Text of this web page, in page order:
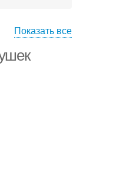
Показать все